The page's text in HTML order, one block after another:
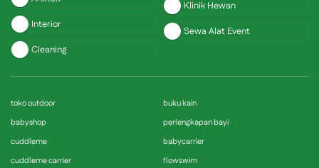
Interior
Cleaning
Klinik Hewan
Sewa Alat Event
toko outdoor
buku kain
babyshop
perlengkapan bayi
cuddleme
babycarrier
cuddleme carrier
flowswim